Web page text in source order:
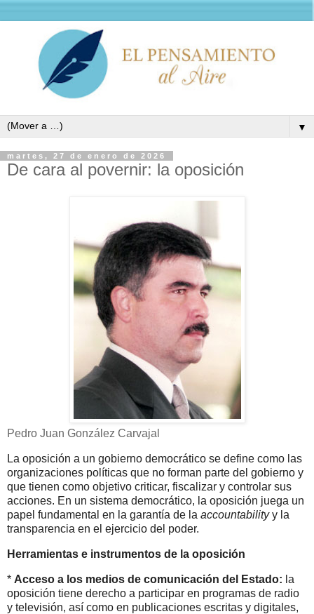
▼
martes, 27 de enero de 2026
De cara al povernir: la oposición
Pedro Juan González Carvajal
La oposición a un gobierno democrático se define como las
organizaciones políticas que no forman parte del gobierno y
que tienen como objetivo criticar, fiscalizar y controlar sus
acciones. En un sistema democrático, la oposición juega un
papel fundamental en la garantía de la accountabilityy la
transparencia en el ejercicio del poder.
Herramientas e instrumentos de la oposición
* Acceso a los medios de comunicación del Estado: la
oposición tiene derecho a participar en programas de radio
y televisión, así como en publicaciones escritas y digitales,